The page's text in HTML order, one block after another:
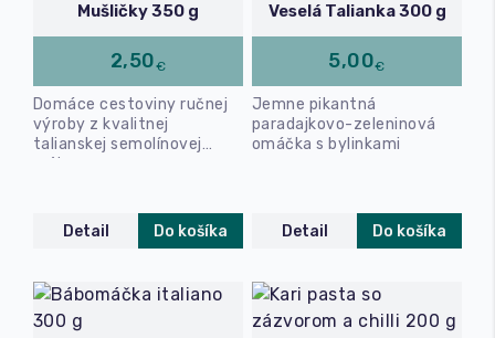
Mušličky 350 g
2,50€
Domáce cestoviny ručnej
výroby z kvalitnej
talianskej semolínovej
múky.
Detail Do košíka
Veselá Talianka 300 g
5,00€
Jemne pikantná
paradajkovo-zeleninová
omáčka s bylinkami
Detail Do košíka